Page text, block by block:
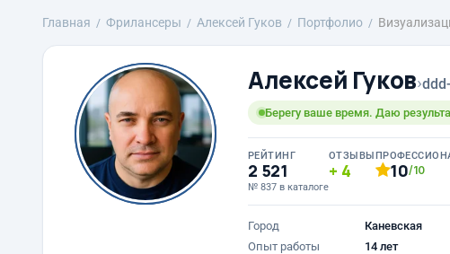
Главная Фрилансеры Алексей Гуков Портфолио
Алексей Гуков›
Берегу ваше время. Даю
РЕЙТИНГ
2 521
№ 837 в каталоге
ОТЗЫВЫ
4 10/10
Город
Каневская
Опыт работы
14 лет